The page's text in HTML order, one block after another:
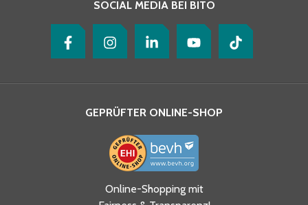
Ja, ich habe die
Datenschutzhinweise gelesen
SOCIAL MEDIA BEI BITO
GEPRÜFTER ONLINE-SHOP
Online-Shopping mit